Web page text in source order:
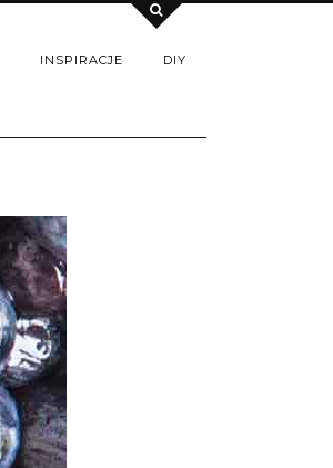
INSPIRACJE DIY